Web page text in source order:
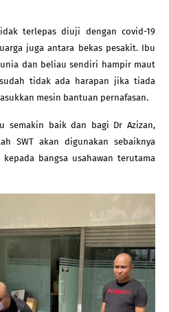
terlepas diuji dengan covid-19
juga antara bekas pesakit. Ibu
dan beliau sendiri hampir maut
tidak ada harapan jika tiada
mesin bantuan pernafasan.
semakin baik dan bagi Dr Azizan,
SWT akan digunakan sebaiknya
bangsa usahawan terutama